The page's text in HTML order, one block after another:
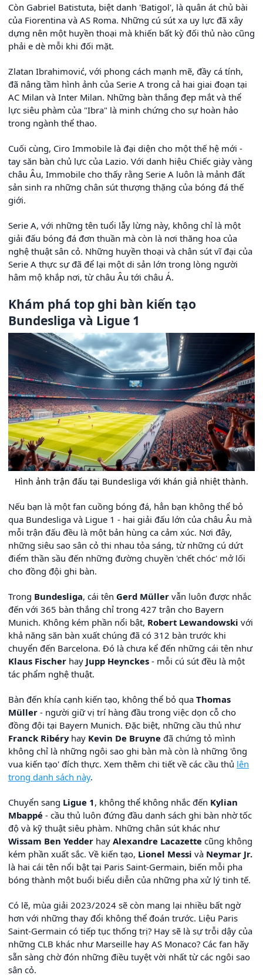
Còn Gabriel Batistuta, biệt danh 'Batigol', là quân át chủ bài
của Fiorentina và AS Roma. Những cú sút xa uy lực đã xây
dựng nên một huyền thoại mà khiến bất kỳ đối thủ nào cũng
phải e dè mỗi khi đối mặt.
Zlatan Ibrahimović, với phong cách mạnh mẽ, đầy cá tính,
đã nâng tầm hình ảnh của Serie A trong cả hai giai đoạn tại
AC Milan và Inter Milan. Những bàn thắng đẹp mắt và thể
lực siêu phàm của "Ibra" là minh chứng cho sự hoàn hảo
trong ngành thể thao.
Cuối cùng, Ciro Immobile là đại diện cho một thế hệ mới -
tay săn bàn chủ lực của Lazio. Với danh hiệu Chiếc giày vàng
châu Âu, Immobile cho thấy rằng Serie A luôn là mảnh đất
sản sinh ra những chân sút thượng thặng của bóng đá thế
giới.
Serie A, với những tên tuổi lẫy lừng này, không chỉ là một
giải đấu bóng đá đơn thuần mà còn là nơi thăng hoa của
nghệ thuật sân cỏ. Những huyền thoại và chân sút vĩ đại của
Serie A thực sự đã để lại một di sản lớn trong lòng người
hâm mộ khắp nơi, từ châu Âu tới châu Á.
Khám phá top ghi bàn kiến tạo
Bundesliga và Ligue 1
Hình ảnh trận đấu tại Bundesliga với khán giả nhiệt thành.
Nếu bạn là một fan cuồng bóng đá, hẳn bạn không thể bỏ
qua Bundesliga và Ligue 1 - hai giải đấu lớn của châu Âu mà
mỗi trận đấu đều là một bản hùng ca cảm xúc. Nơi đây,
những siêu sao sân cỏ thi nhau tỏa sáng, từ những cú dứt
điểm thần sầu đến những đường chuyền 'chết chóc' mở lối
cho đồng đội ghi bàn.
Trong Bundesliga, cái tên Gerd Müller vẫn luôn được nhắc
đến với 365 bàn thắng chỉ trong 427 trận cho Bayern
Munich. Không kém phần nổi bật, Robert Lewandowski với
khả năng săn bàn xuất chúng đã có 312 bàn trước khi
chuyển đến Barcelona. Đó là chưa kể đến những cái tên như
Klaus Fischer hay Jupp Heynckes - mỗi cú sút đều là một
tác phẩm nghệ thuật.
Bàn đến khía cạnh kiến tạo, không thể bỏ qua Thomas
Müller - người giữ vị trí hàng đầu trong việc dọn cỗ cho
đồng đội tại Bayern Munich. Đặc biệt, những cầu thủ như
Franck Ribéryhay Kevin De Bruyne đã chứng tỏ mình
không chỉ là những ngôi sao ghi bàn mà còn là những 'ông
vua kiến tạo' đích thực. Xem thêm chi tiết về các cầu thủ lên
trong danh sách này.
Chuyển sang Ligue 1, không thể không nhắc đến Kylian
Mbappé - cầu thủ luôn đứng đầu danh sách ghi bàn nhờ tốc
độ và kỹ thuật siêu phàm. Những chân sút khác như
Wissam Ben Yedder hay Alexandre Lacazette cũng không
kém phần xuất sắc. Về kiến tạo, Lionel Messi và Neymar Jr.
là hai cái tên nổi bật tại Paris Saint-Germain, biến mỗi pha
bóng thành một buổi biểu diễn của những pha xử lý tinh tế.
Có lẽ, mùa giải 2023/2024 sẽ còn mang lại nhiều bất ngờ
hơn với những thay đổi không thể đoán trước. Liệu Paris
Saint-Germain có tiếp tục thống trị? Hay sẽ là sự trỗi dậy của
những CLB khác như Marseille hay AS Monaco? Các fan hãy
sẵn sàng chờ đón những điều tuyệt vời nhất từ các ngôi sao
sân cỏ.